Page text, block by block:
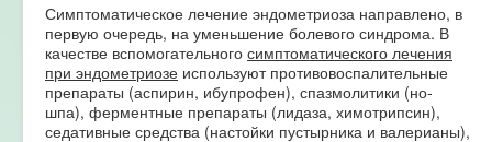
Симптоматическое лечение эндометриоза направлено, в
первую очередь, на уменьшение болевого синдрома. В
качестве вспомогательного симптоматического лечения
при эндометриозе используют противовоспалительные
препараты (аспирин, ибупрофен), спазмолитики (но-
шпа), ферментные препараты (лидаза, химотрипсин),
седативные средства (настойки пустырника и валерианы),